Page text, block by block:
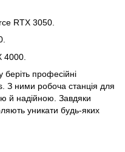
RTX 3050.
професійні
З ними робоча станція для
й надійною. Завдяки
уникати будь-яких